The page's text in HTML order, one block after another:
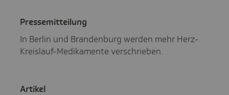
Pres­se­mit­tei­lung
In Berlin und Brandenburg werden mehr Herz-
Kreislauf-Medikamente verschrieben.
Artikel